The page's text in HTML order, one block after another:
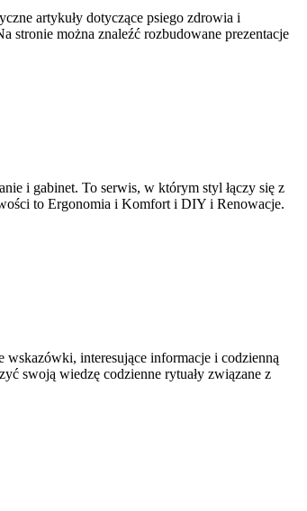
artykuły dotyczące psiego zdrowia i
stronie można znaleźć rozbudowane prezentacje
i gabinet. To serwis, w którym styl łączy się z
to Ergonomia i Komfort i DIY i Renowacje.
wskazówki, interesujące informacje i codzienną
swoją wiedzę codzienne rytuały związane z